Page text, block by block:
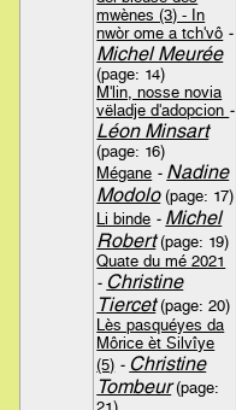
mwènes (3) - In
nwòr ome a tch'vô -
Michel Meurée
(page: 14)
M'lin, nosse novia
vëladje d'adopcion -
Léon Minsart
(page: 16)
Mégane - Nadine
Modolo(page: 17)
Li binde - Michel
Robert(page: 19)
Quate du mé 2021
- Christine
Tiercet(page: 20)
Lès pasquéyes da
Môrice èt Silvîye
(5) - Christine
Tombeur(page: